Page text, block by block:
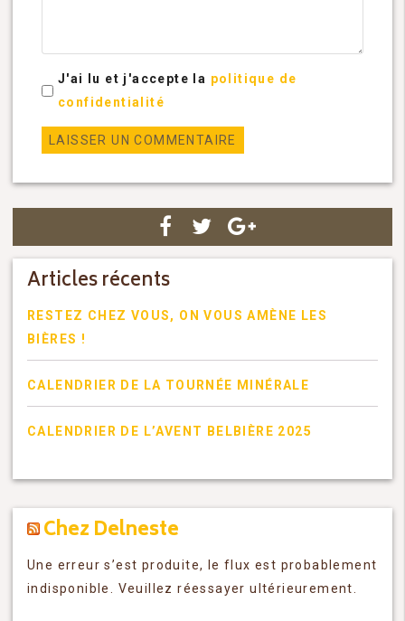
J'ai lu et j'accepte la politique de
confidentialité
Articles récents
RESTEZ CHEZ VOUS, ON VOUS AMÈNE LES
BIÈRES !
CALENDRIER DE LA TOURNÉE MINÉRALE
CALENDRIER DE L’AVENT BELBIÈRE 2025
Chez Delneste
Une erreur s’est produite, le flux est probablement
indisponible. Veuillez réessayer ultérieurement.